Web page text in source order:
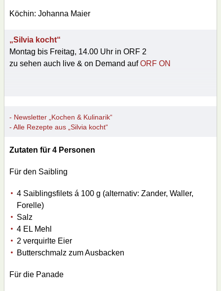
Köchin: Johanna Maier
„Silvia kocht“
Montag bis Freitag, 14.00 Uhr in ORF 2
zu sehen auch live & on Demand aufORF ON
- Newsletter „Kochen & Kulinarik“
- Alle Rezepte aus „Silvia kocht“
Zutaten für 4 Personen
Für den Saibling
4 Saiblingsfilets á 100 g (alternativ: Zander, Waller,
Forelle)
Salz
4 EL Mehl
2 verquirlte Eier
Butterschmalz zum Ausbacken
Für die Panade